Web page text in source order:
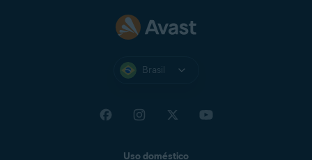
Brasil
Uso doméstico